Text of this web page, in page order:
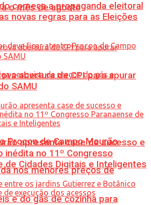
o mês de agosto
Procon de Campo Mourão
nos menores preços de
e do gás de cozinha para
começa a propaganda eleitoral
novas regras para as Eleições
abertura de CPI para apurar
SAMU
apresenta case de sucesso e
inédita no 11º Congresso
de Cidades Digitais e Inteligentes